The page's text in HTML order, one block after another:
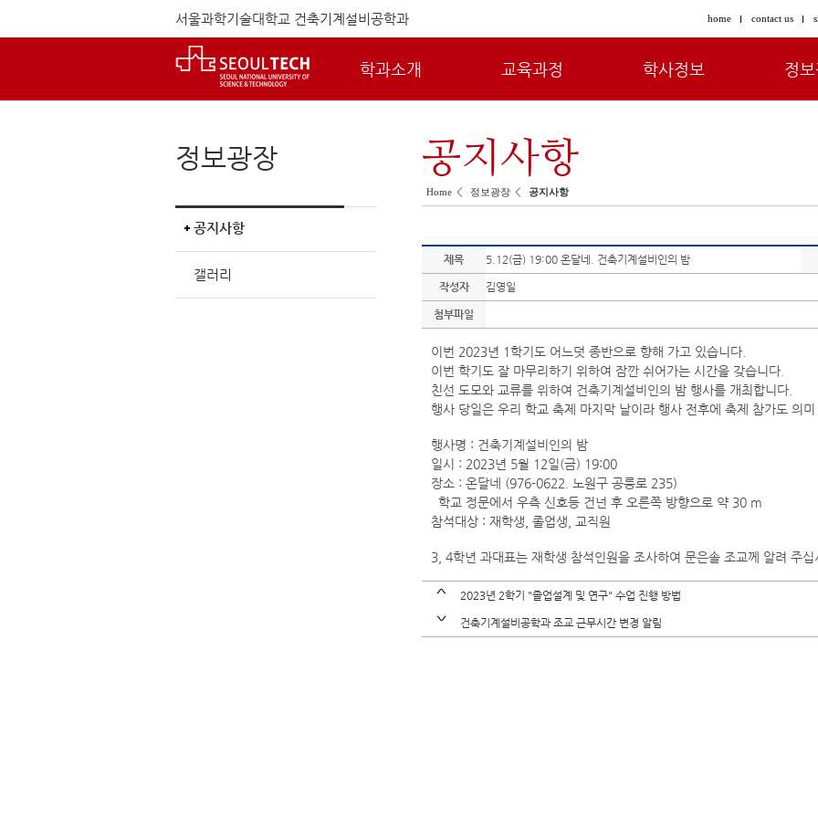
서울과학기술대학교 건축기계설비공학과 home contact us
학과소개 교육과정 학사정보 정
정보광장
공지사항
갤러리
공지사항
< 공지사항
< 정보광장
Home
제목 5.12(금) 19:00 온달네. 건축기계설비인의 밤
작성자 김영일
첨부파일
이번 2023년 1학기도 어느덧 종반으로 향해 가고 있습니다.
이번 학기도 잘 마무리하기 위하여 잠깐 쉬어가는 시간을 갖습니다.
친선 도모와 교류를 위하여 건축기계설비인의 밤 행사를 개최합니다.
행사 당일은 우리 학교 축제 마지막 날이라 행사 전후에 축제 참가도 의미
행사명 : 건축기계설비인의 밤
일시 : 2023년 5월 12일(금) 19:00
장소 : 온달네 (976-0622. 노원구 공릉로 235)
학교 정문에서 우측 신호등 건넌 후 오른쪽 방향으로 약 30 m
참석대상 : 재학생, 졸업생, 교직원
3, 4학년 과대표는 재학생 참석인원을 조사하여 문은솔 조교께 알려 주십
2023년 2학기 "졸업설계 및 연구" 수업 진행 방법
건축기계설비공학과 조교 근무시간 변경 알림